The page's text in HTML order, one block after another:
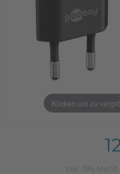
Klicken um zu
inkl. 19%